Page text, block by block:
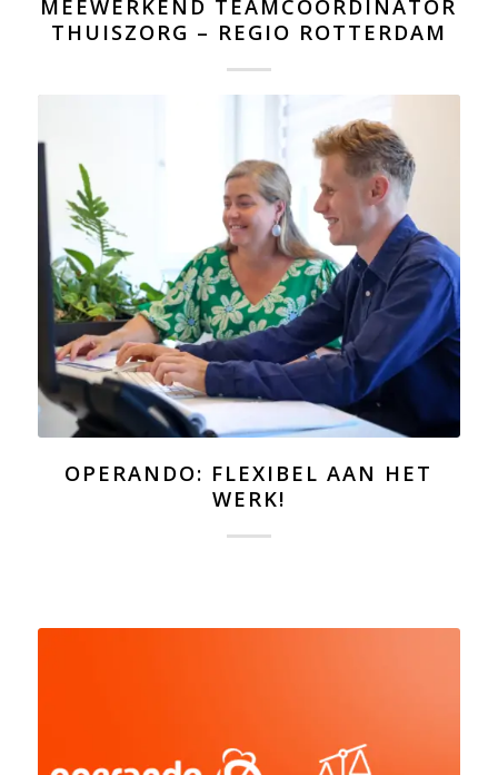
MEEWERKEND TEAMCOÖRDINATOR
THUISZORG – REGIO ROTTERDAM
OPERANDO: FLEXIBEL AAN HET
WERK!